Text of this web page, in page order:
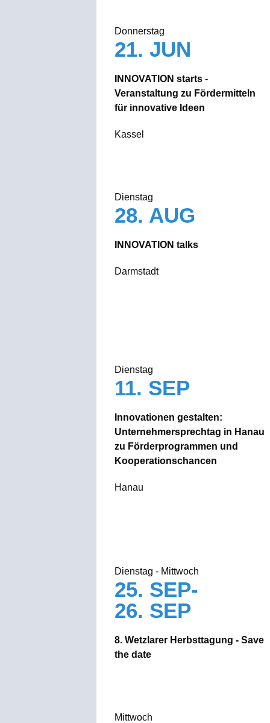
Donnerstag
21. JUN
INNOVATION starts -
Veranstaltung zu Fördermitteln
für innovative Ideen
Kassel
Dienstag
28. AUG
INNOVATION talks
Darmstadt
Dienstag
11. SEP
Innovationen gestalten:
Unternehmersprechtag in Hanau
zu Förderprogrammen und
Kooperationschancen
Hanau
Dienstag - Mittwoch
25. SEP-
26. SEP
8. Wetzlarer Herbsttagung - Save
the date
Mittwoch